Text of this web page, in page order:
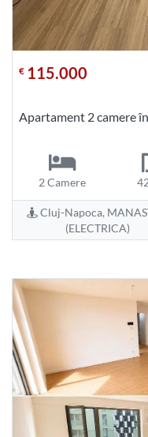
€ 115.000
Apartament 2 camere
2 Camere
Cluj-Napoca,
(ELECTRICA)